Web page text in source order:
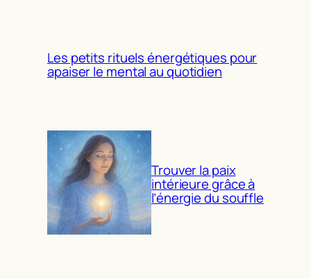
Les petits rituels énergétiques pour
apaiser le mental au quotidien
Trouver la paix
intérieure grâce à
l’énergie du souffle